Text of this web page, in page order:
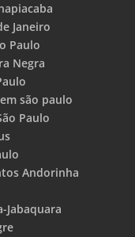
Janeiro
Paulo
Negra
são paulo
Paulo
Andorinha
Jabaquara